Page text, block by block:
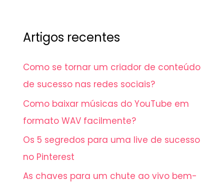
Artigos recentes
Como se tornar um criador de conteúdo
de sucesso nas redes sociais?
Como baixar músicas do YouTube em
formato WAV facilmente?
Os 5 segredos para uma live de sucesso
no Pinterest
As chaves para um chute ao vivo bem-